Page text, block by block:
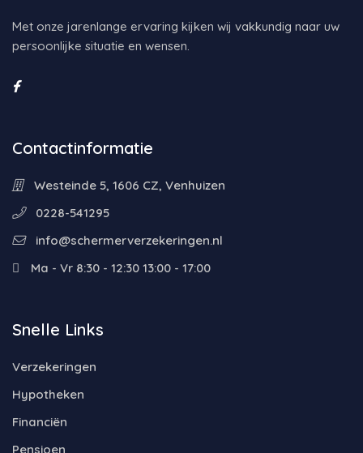
Met onze jarenlange ervaring kijken wij vakkundig naar uw
persoonlijke situatie en wensen.
Contactinformatie
Westeinde 5, 1606 CZ, Venhuizen
0228-541295
info@schermerverzekeringen.nl
Ma - Vr 8:30 - 12:30 13:00 - 17:00
Snelle Links
Verzekeringen
Hypotheken
Financiën
Pensioen